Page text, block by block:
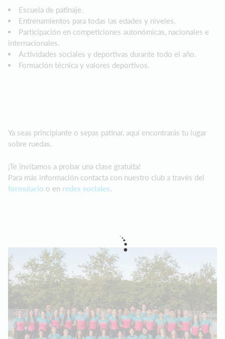
Escuela de patinaje.
Entrenamientos para todas las edades y niveles.
Participación en competiciones autonómicas, nacionales e
internacionales.
Actividades sociales y deportivas durante todo el año.
Formación técnica y valores deportivos.
Ya seas principiante o sepas patinar, aquí encontrarás tu lugar
sobre ruedas.
¡Te invitamos a probar una clase gratuita!
Para más información contacta con nuestro club a través del
formulario o en redes sociales